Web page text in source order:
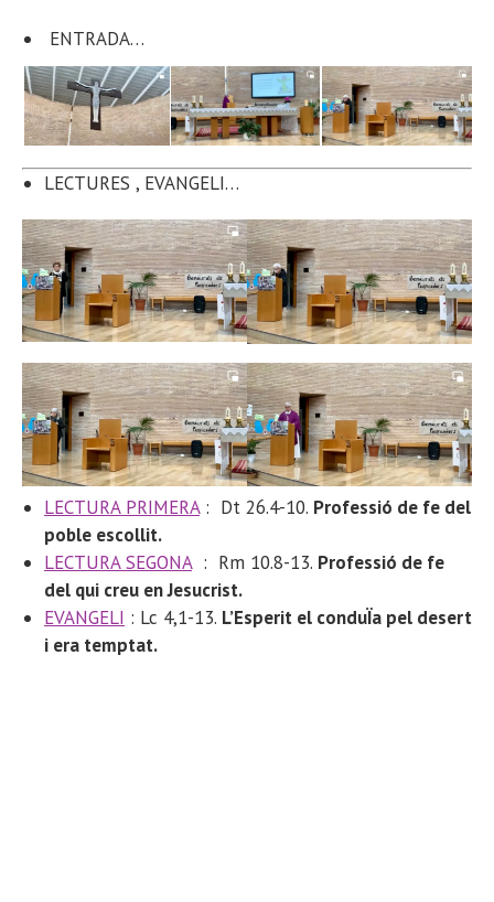
ENTRADA…
LECTURES , EVANGELI…
LECTURA PRIMERA: Dt 26.4-10. Professió de fe del
poble escollit.
LECTURA SEGONA: Rm 10.8-13. Professió de fe
del qui creu en Jesucrist.
EVANGELI : Lc 4,1-13. L’Esperit el conduÏa pel desert
i era temptat.